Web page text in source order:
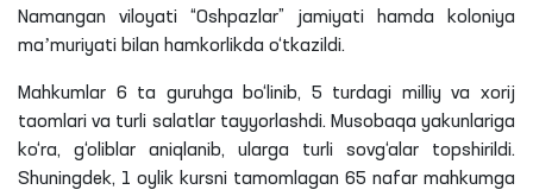
Namangan viloyati “Oshpazlar” jamiyati hamda koloniya
maʼmuriyati bilan hamkorlikda o‘tkazildi.
Mahkumlar 6 ta guruhga bo‘linib, 5 turdagi milliy va xorij
taomlari va turli salatlar tayyorlashdi. Musobaqa yakunlariga
ko‘ra, g‘oliblar aniqlanib, ularga turli sovg‘alar topshirildi.
Shuningdek, 1 oylik kursni tamomlagan 65 nafar mahkumga